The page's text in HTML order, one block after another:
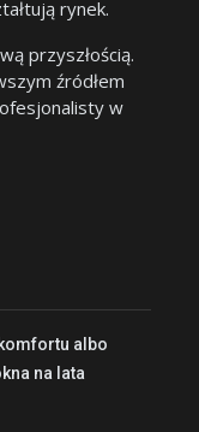
rynek.
przyszłością.
źródłem
w
albo
na lata